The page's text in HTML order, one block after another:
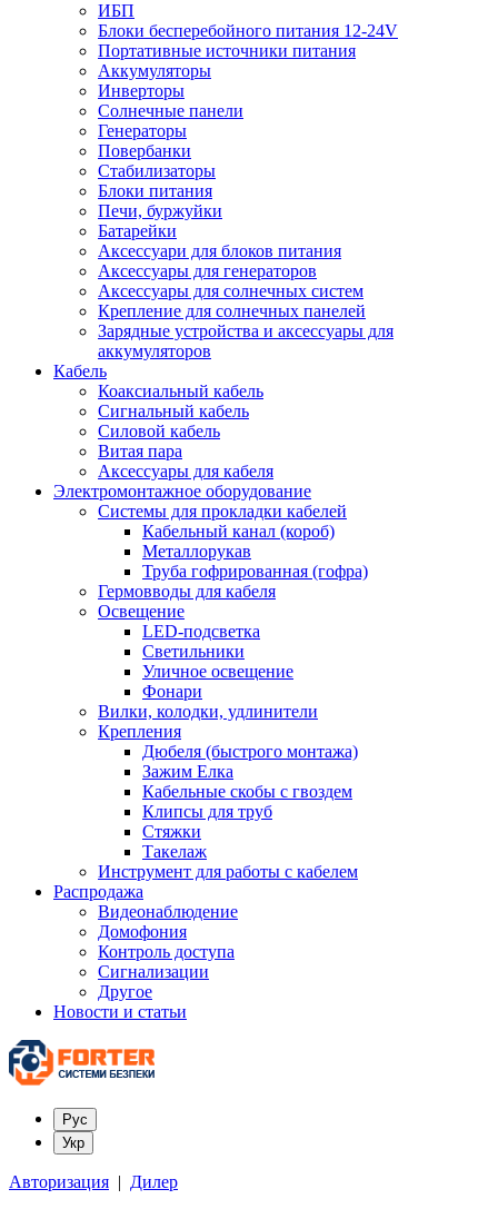
ИБП
Блоки бесперебойного питания 12-24V
Портативные источники питания
Аккумуляторы
Инверторы
Солнечные панели
Генераторы
Повербанки
Стабилизаторы
Блоки питания
Печи, буржуйки
Батарейки
Аксессуари для блоков питания
Аксессуары для генераторов
Аксессуары для солнечных систем
Крепление для солнечных панелей
Зарядные устройства и аксессуары для
аккумуляторов
Кабель
Коаксиальный кабель
Сигнальный кабель
Силовой кабель
Витая пара
Аксессуары для кабеля
Электромонтажное оборудование
Системы для прокладки кабелей
Кабельный канал (короб)
Металлорукав
Труба гофрированная (гофра)
Гермовводы для кабеля
Освещение
LED-подсветка
Светильники
Уличное освещение
Фонари
Вилки, колодки, удлинители
Крепления
Дюбеля (быстрого монтажа)
Зажим Елка
Кабельные скобы с гвоздем
Клипсы для труб
Стяжки
Такелаж
Инструмент для работы с кабелем
Распродажа
Видеонаблюдение
Домофония
Контроль доступа
Сигнализации
Другое
Новости и статьи
Рус
Укр
Авторизация | Дилер